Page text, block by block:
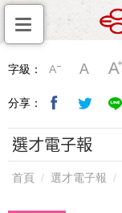
字級：
分享：
選才電子報
首頁 選才電子報